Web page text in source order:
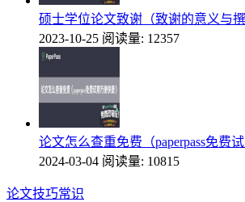
硕士学位论文致谢（致谢的意义与撰
2023-10-25 阅读量: 12357
论文怎么查重免费（paperpass免费
2024-03-04 阅读量: 10815
论文技巧常识